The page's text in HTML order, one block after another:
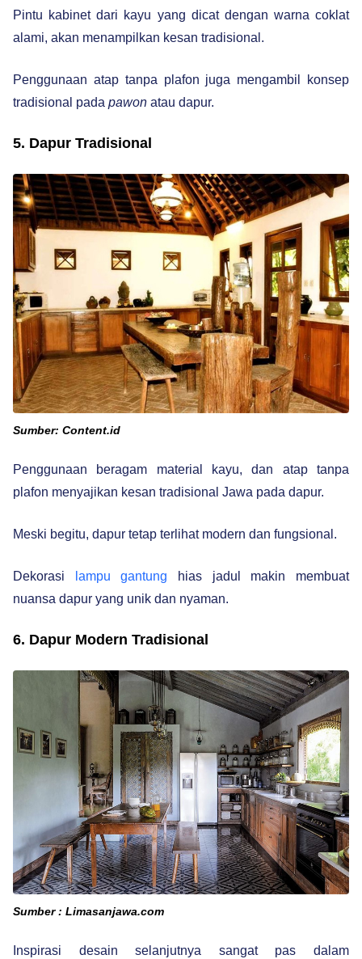
Pintu kabinet dari kayu yang dicat dengan warna coklat
alami, akan menampilkan kesan tradisional.
Penggunaan atap tanpa plafon juga mengambil konsep
tradisional pada pawon atau dapur.
5. Dapur Tradisional
Sumber: Content.id
Penggunaan beragam material kayu, dan atap tanpa
plafon menyajikan kesan tradisional Jawa pada dapur.
Meski begitu, dapur tetap terlihat modern dan fungsional.
Dekorasi lampu gantung hias jadul makin membuat
nuansa dapur yang unik dan nyaman.
6. Dapur Modern Tradisional
Sumber : Limasanjawa.com
Inspirasi desain selanjutnya sangat pas dalam